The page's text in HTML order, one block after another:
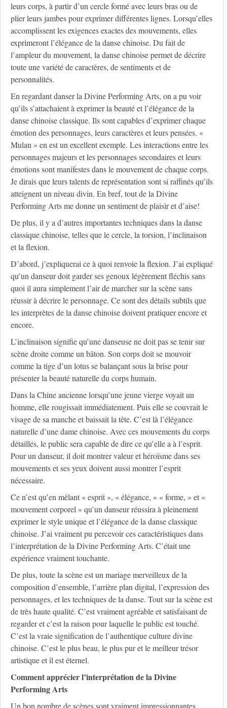
leurs corps, à partir d’un cercle formé avec leurs bras ou de
plier leurs jambes pour exprimer différentes lignes. Lorsqu’elles
accomplissent les exigences exactes des mouvements, elles
exprimeront l’élégance de la danse chinoise. Du fait de
l’ampleur du mouvement, la danse chinoise permet de décrire
toute une variété de caractères, de sentiments et de
personnalités.
En regardant danser la Divine Performing Arts, on a pu voir
qu’ils s’attachaient à exprimer la beauté et l’élégance de la
danse chinoise classique. Ils sont capables d’exprimer chaque
émotion des personnages, leurs caractères et leurs pensées. «
Mulan » en est un excellent exemple. Les interactions entre les
personnages majeurs et les personnages secondaires et leurs
émotions sont manifestes dans le mouvement de chaque corps.
Je dirais que leurs talents de représentation sont si raffinés qu’ils
atteignent un niveau divin. En bref, tout de la Divine
Performing Arts me donne un sentiment de plaisir et d’aise!
De plus, il y a d’autres importantes techniques dans la danse
classique chinoise, telles que le cercle, la torsion, l’inclinaison
et la flexion.
D’abord, j’expliquerai ce à quoi renvoie la flexion. J’ai expliqué
qu’un danseur doit garder ses genoux légèrement fléchis sans
quoi il aura simplement l’air de marcher sur la scène sans
réussir à décrire le personnage. Ce sont des détails subtils que
les interprètes de la danse chinoise doivent pratiquer encore et
encore.
L’inclinaison signifie qu’une danseuse ne doit pas se tenir sur
scène droite comme un bâton. Son corps doit se mouvoir
comme la tige d’un lotus se balançant sous la brise pour
présenter la beauté naturelle du corps humain.
Dans la Chine ancienne lorsqu’une jeune vierge voyait un
homme, elle rougissait immédiatement. Puis elle se couvrait le
visage de sa manche et baissait la tête. C’est là l’élégance
naturelle d’une dame chinoise. Avec ces mouvements du corps
détaillés, le public sera capable de dire ce qu’elle a à l’esprit.
Pour un danseur, il doit montrer valeur et héroïsme dans ses
mouvements et ses yeux doivent aussi montrer l’esprit
nécessaire.
Ce n’est qu’en mêlant « esprit », « élégance, » « forme, » et «
mouvement corporel » qu’un danseur réussira à pleinement
exprimer le style unique et l’élégance de la danse classique
chinoise. J’ai vraiment pu percevoir ces caractéristiques dans
l’interprétation de la Divine Performing Arts. C’était une
expérience vraiment touchante.
De plus, toute la scène est un mariage merveilleux de la
composition d’ensemble, l’arrière plan digital, l’expression des
personnages, et les techniques de la danse. Tout sur la scène est
de très haute qualité. C’est vraiment agréable et satisfaisant de
regarder et c’est la raison pour laquelle le public est touché.
C’est la vraie signification de l’authentique culture divine
chinoise. C’est le plus beau, le plus pur et le meilleur trésor
artistique et il est éternel.
Comment apprécier l’interprétation de la Divine
Performing Arts